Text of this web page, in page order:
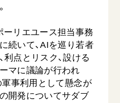
ーリエユース担当事務
続いて、AIを巡り若者
利点とリスク、設ける
マに議論が行われ
軍事利用として懸念が
開発についてサダブ